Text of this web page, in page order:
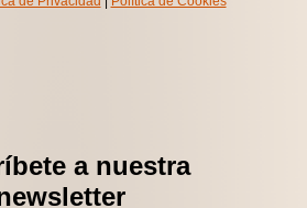
a nuestra